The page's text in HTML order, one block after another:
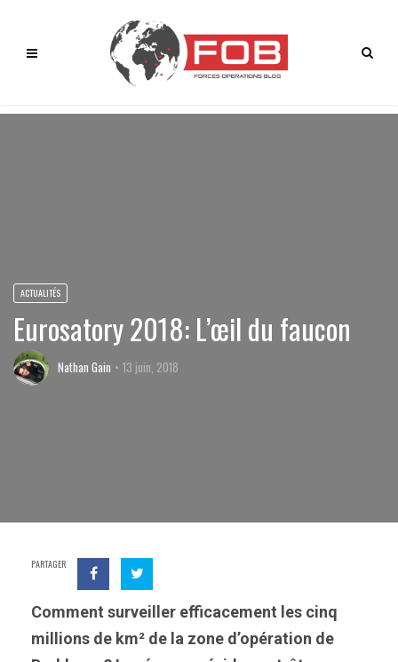
ACTUALITÉS
Eurosatory 2018: L’œil du faucon
Nathan Gain 13 juin, 2018
PARTAGER
Comment surveiller efficacement les cinq
millions de km² de la zone d’opération de